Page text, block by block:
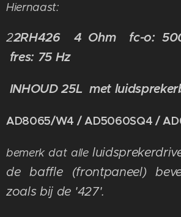
Hiernaast:
22RH426 4 Ohm
fc-o:
fres: 75 Hz
INHOUD 25L met
AD8065/W4 / AD5060SQ4 /
bemerk dat alle
de baffle (frontpaneel)
zoals bij de '427'.